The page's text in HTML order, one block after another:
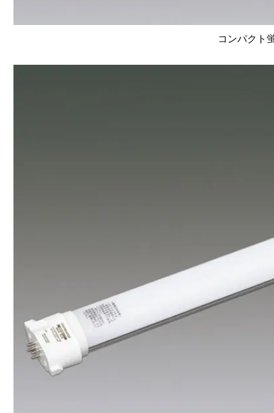
コンパクト